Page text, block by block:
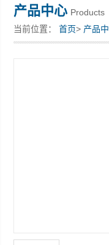
产品中心 Products
当前位置：首页> 产品
110潜孔冲击器150钎头